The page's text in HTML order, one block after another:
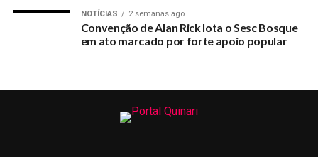
Testes rápidos para COVID-19 voltam a ser realizados
NOTÍCIAS 2 semanas ago
Convenção de Alan Rick lota o Sesc Bosque
em ato marcado por forte apoio popular